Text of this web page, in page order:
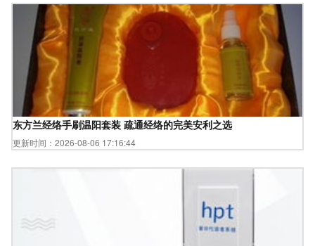
东方兰经络手刷温阳套装 疏通经络的完美安利之选
更新时间：2026-08-06 17:16:44